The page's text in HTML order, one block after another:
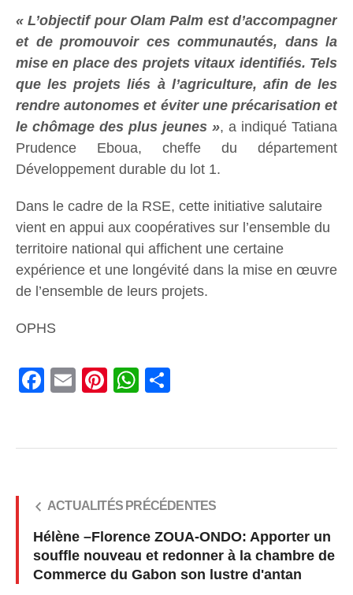
« L’objectif pour Olam Palm est d’accompagner
et de promouvoir ces communautés, dans la
mise en place des projets vitaux identifiés. Tels
que les projets liés à l’agriculture, afin de les
rendre autonomes et éviter une précarisation et
le chômage des plus jeunes », a indiqué Tatiana
Prudence Eboua, cheffe du département
Développement durable du lot 1.
Dans le cadre de la RSE, cette initiative salutaire
vient en appui aux coopératives sur l’ensemble du
territoire national qui affichent une certaine
expérience et une longévité dans la mise en œuvre
de l’ensemble de leurs projets.
OPHS
Facebook
Email PinterestWhatsApp
ACTUALITÉS PRÉCÉDENTES
Hélène –Florence ZOUA-ONDO: Apporter un
souffle nouveau et redonner à la chambre de
Commerce du Gabon son lustre d'antan